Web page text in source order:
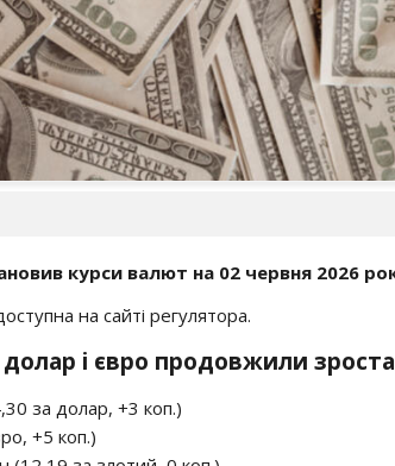
курси валют на 02 червня 2026
на сайті регулятора.
і євро продовжили
за долар, +3 коп.)
+5 коп.)